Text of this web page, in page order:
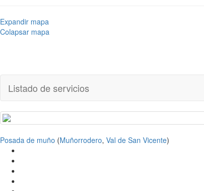
Expandir mapa
Colapsar mapa
Listado de servicios
Posada de muño (Muñorrodero, Val de San Vicente)